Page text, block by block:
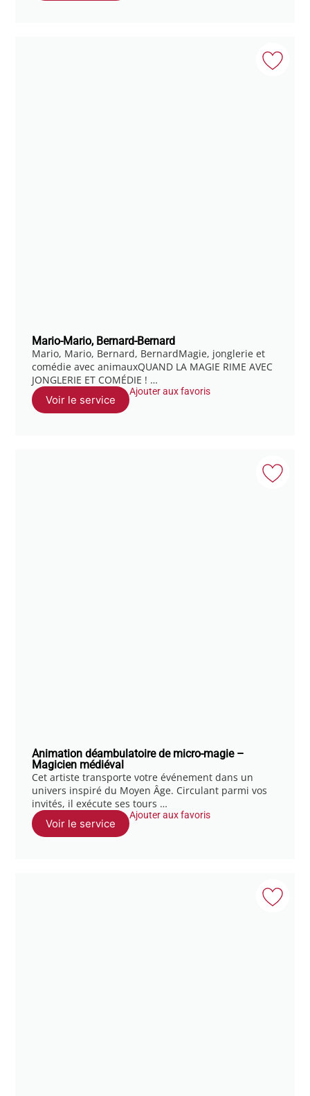
Mario-Mario, Bernard-Bernard
Mario, Mario, Bernard, BernardMagie, jonglerie et
comédie avec animauxQUAND LA MAGIE RIME AVEC
JONGLERIE ET COMÉDIE ! …
Voir le service
Ajouter aux favoris
Animation déambulatoire de micro-magie –
Magicien médiéval
Cet artiste transporte votre événement dans un
univers inspiré du Moyen Âge. Circulant parmi vos
invités, il exécute ses tours …
Voir le service
Ajouter aux favoris